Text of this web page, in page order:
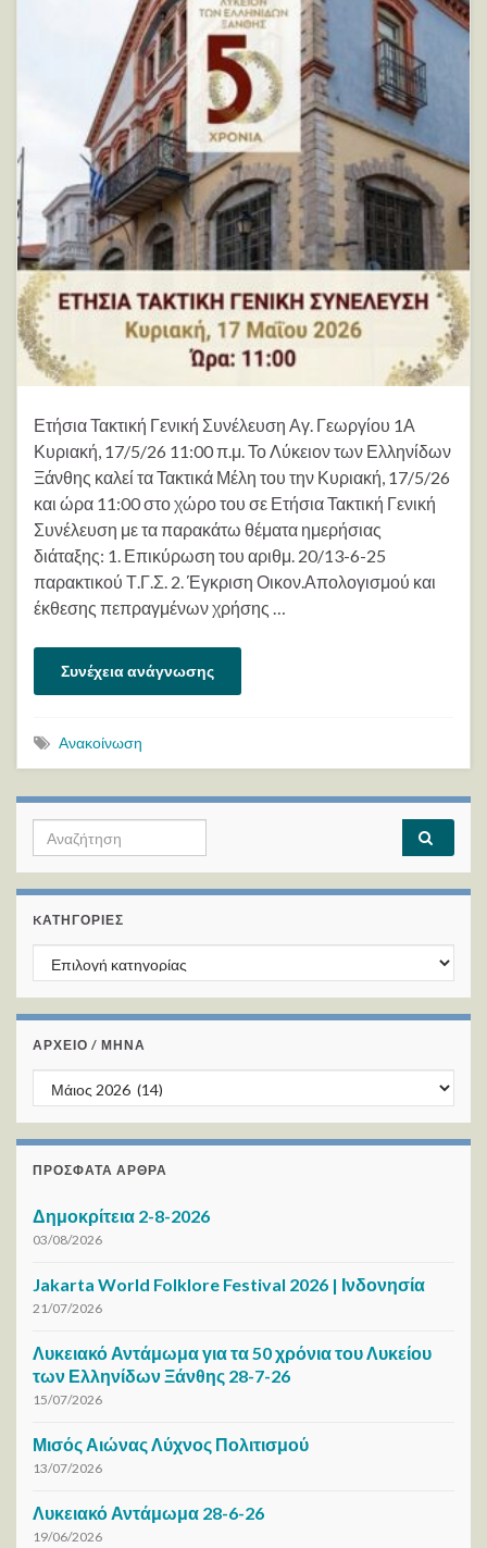
Ετήσια Τακτική Γενική Συνέλευση Αγ. Γεωργίου 1Α
Κυριακή, 17/5/26 11:00 π.μ. Το Λύκειον των Ελληνίδων
Ξάνθης καλεί τα Τακτικά Μέλη του την Κυριακή, 17/5/26
και ώρα 11:00 στο χώρο του σε Ετήσια Τακτική Γενική
Συνέλευση με τα παρακάτω θέματα ημερήσιας
διάταξης: 1. Επικύρωση του αριθμ. 20/13-6-25
παρακτικού Τ.Γ.Σ. 2. Έγκριση Οικον.Απολογισμού και
έκθεσης πεπραγμένων χρήσης …
Συνέχεια ανάγνωσης
Ανακοίνωση
Search for:
KΑΤΗΓΟΡΊΕΣ
Kατηγορίες
ΑΡΧΕΙΟ / ΜΗΝΑ
ΑΡΧΕΙΟ / ΜΗΝΑ
ΠΡΌΣΦΑΤΑ ΆΡΘΡΑ
Δημοκρίτεια 2-8-2026
03/08/2026
Jakarta World Folklore Festival 2026 | Ινδονησία
21/07/2026
Λυκειακό Αντάμωμα για τα 50 χρόνια του Λυκείου
των Ελληνίδων Ξάνθης 28-7-26
15/07/2026
Μισός Αιώνας Λύχνος Πολιτισμού
13/07/2026
Λυκειακό Αντάμωμα 28-6-26
19/06/2026